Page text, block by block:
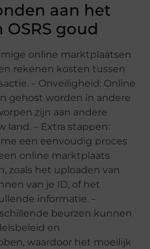
aan het
goud
online marktplaatsen
rekenen kosten tussen
– Onveiligheid: Online
gehost worden in andere
zijn aan andere
land. – Extra stappen:
een eenvoudig proces
online marktplaats
zoals het uploaden van
van je ID, of het
informatie. –
beurzen kunnen
en
waardoor het moeilijk